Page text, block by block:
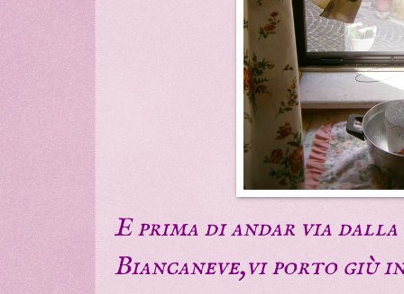
E prima di andar via
Biancaneve,vi porto giù